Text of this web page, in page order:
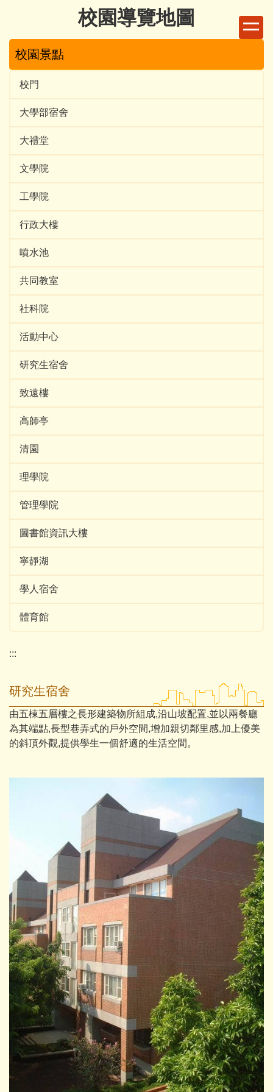
主
內
區
校園導覽地圖
校園景點
校門
大學部宿舍
大禮堂
文學院
工學院
行政大樓
噴水池
共同教室
社科院
活動中心
研究生宿舍
致遠樓
高師亭
清園
理學院
管理學院
圖書館資訊大樓
寧靜湖
學人宿舍
體育館
:::
研究生宿舍
由五棟五層樓之長形建築物所組成,沿山坡配置,並以兩餐廳
為其端點,長型巷弄式的戶外空間,增加親切鄰里感,加上優美
的斜頂外觀,提供學生一個舒適的生活空間。